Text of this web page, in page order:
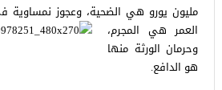
مليون يورو هي الضحية، وعجوز نمساوية
العمر هي المجرم،
وحرمان الورثة منها
هو الدافع.